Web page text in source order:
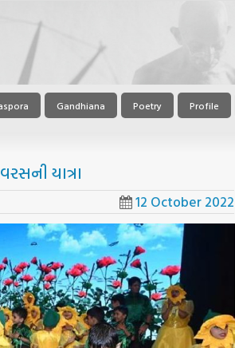
Gandhiana Poetry Profile
યાત્રા
12 October 2022